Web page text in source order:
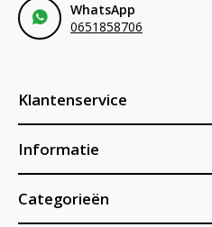
WhatsApp
0651858706
Klantenservice
Informatie
Categorieën